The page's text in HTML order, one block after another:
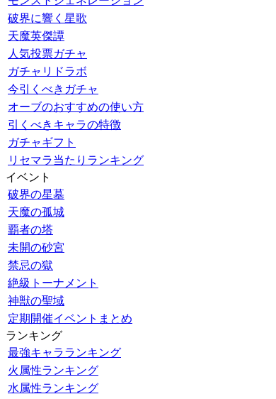
破界に響く星歌
天魔英傑譚
人気投票ガチャ
ガチャリドラボ
今引くべきガチャ
オーブのおすすめの使い方
引くべきキャラの特徴
ガチャギフト
リセマラ当たりランキング
イベント
破界の星墓
天魔の孤城
覇者の塔
未開の砂宮
禁忌の獄
絶級トーナメント
神獣の聖域
定期開催イベントまとめ
ランキング
最強キャラランキング
火属性ランキング
水属性ランキング